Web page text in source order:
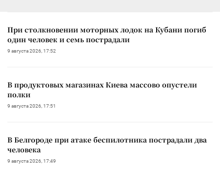
При столкновении моторных лодок на Кубани погиб
один человек и семь пострадали
9 августа 2026, 17:52
В продуктовых магазинах Киева массово опустели
полки
9 августа 2026, 17:51
В Белгороде при атаке беспилотника пострадали два
человека
9 августа 2026, 17:49